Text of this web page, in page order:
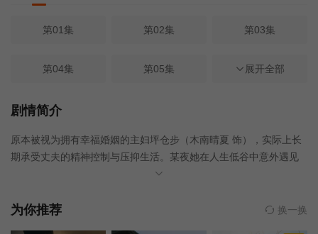
第01集 第02集 第03集
第04集 第05集 第06集
第07集
第10集 第11集
展开全部
剧情简介
原本被视为拥有幸福婚姻的主妇坪仓步（木南晴夏 饰），实际上长
期承受丈夫的精神控制与压抑生活。某夜她在人生低谷中意外遇见
神秘的意大利厨师Kei（高杉真宙 饰），两人在夜晚的厨房这一隐秘
重新找回自我与生活的热情，而背负秘密的Kei也逐渐敞开心扉。在
为你推荐 换一换